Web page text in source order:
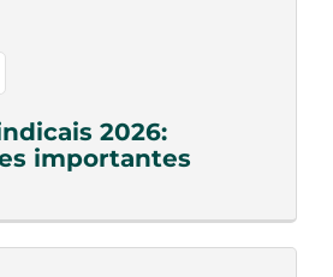
2026:
importantes